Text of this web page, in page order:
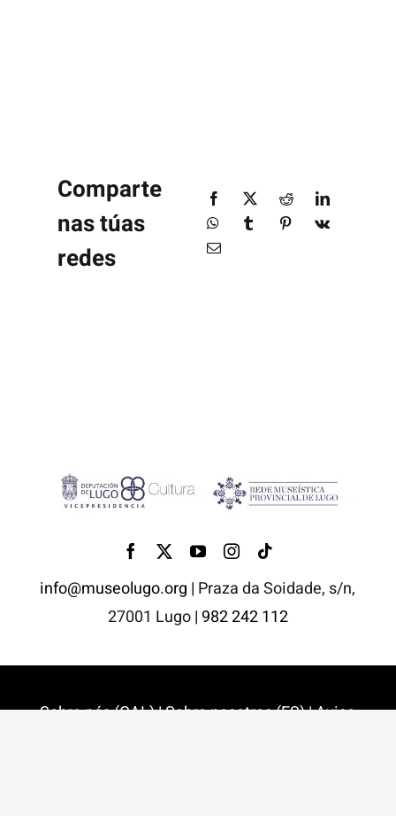
Comparte
nas túas
redes
info@museolugo.org | Praza da Soidade, s/n,
27001 Lugo| 982 242 112
Sobre nós (GAL)|Sobre nosotras (ES)|Aviso